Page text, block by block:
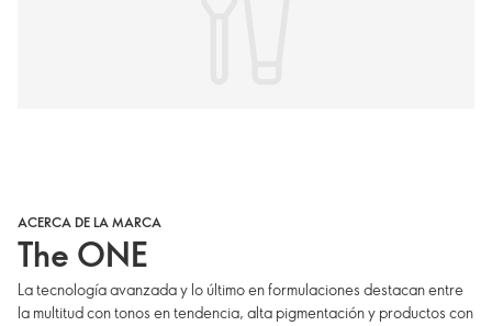
ACERCA DE LA MARCA
The ONE
La tecnología avanzada y lo último en formulaciones destacan entre
la multitud con tonos en tendencia, alta pigmentación y productos con